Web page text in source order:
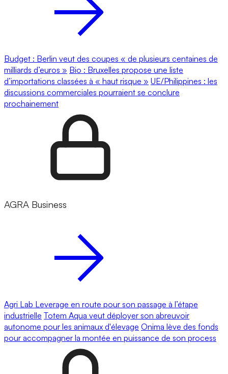
Budget : Berlin veut des coupes « de plusieurs centaines de
milliards d’euros » Bio : Bruxelles propose une liste
d’importations classées à « haut risque » UE/Philippines : les
discussions commerciales pourraient se conclure
prochainement
AGRA Business
Agri Lab Leverage en route pour son passage à l’étape
industrielle Totem Aqua veut déployer son abreuvoir
autonome pour les animaux d'élevage Onima lève des fonds
pour accompagner la montée en puissance de son process